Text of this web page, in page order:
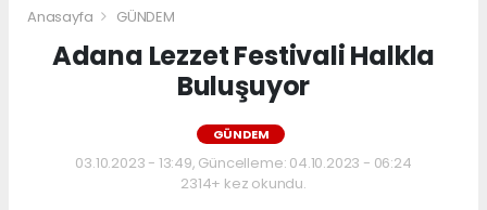
Anasayfa GÜNDEM
Adana Lezzet Festivali Halkla
Buluşuyor
GÜNDEM
03.10.2023 - 13:49, Güncelleme: 04.10.2023 - 06:24
2314+ kez okundu.